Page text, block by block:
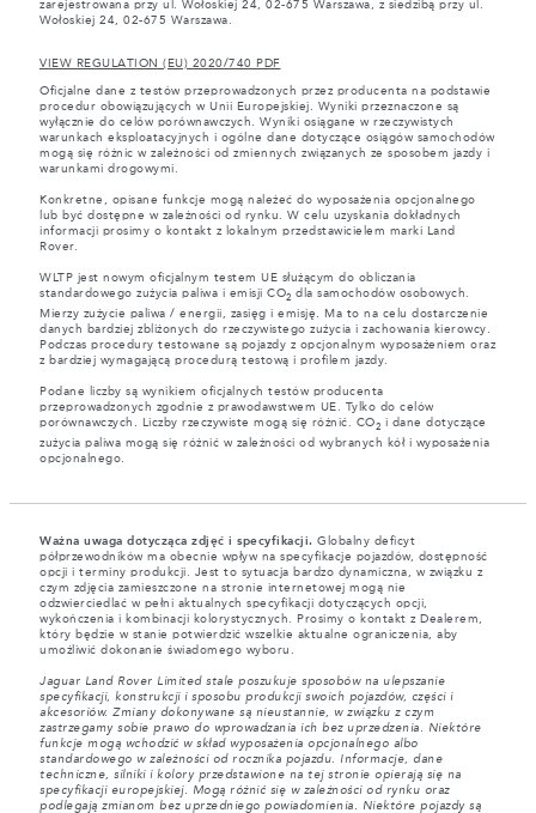
zarejestrowana przy ul. Wołoskiej 24, 02-675 Warszawa, z siedzibą przy ul.
Wołoskiej 24, 02-675 Warszawa.
VIEW REGULATION (EU) 2020/740 PDF
Oficjalne dane z testów przeprowadzonych przez producenta na podstawie
procedur obowiązujących w Unii Europejskiej. Wyniki przeznaczone są
wyłącznie do celów porównawczych. Wyniki osiągane w rzeczywistych
warunkach eksploatacyjnych i ogólne dane dotyczące osiągów samochodów
mogą się różnic w zależności od zmiennych związanych ze sposobem jazdy i
warunkami drogowymi.
Konkretne, opisane funkcje mogą należeć do wyposażenia opcjonalnego
lub być dostępne w zależności od rynku. W celu uzyskania dokładnych
informacji prosimy o kontakt z lokalnym przedstawicielem marki Land
Rover.
WLTP jest nowym oficjalnym testem UE służącym do obliczania
standardowego zużycia paliwa i emisji CO2 dla samochodów osobowych.
Mierzy zużycie paliwa / energii, zasięg i emisję. Ma to na celu dostarczenie
danych bardziej zbliżonych do rzeczywistego zużycia i zachowania kierowcy.
Podczas procedury testowane są pojazdy z opcjonalnym wyposażeniem oraz
z bardziej wymagającą procedurą testową i profilem jazdy.
Podane liczby są wynikiem oficjalnych testów producenta
przeprowadzonych zgodnie z prawodawstwem UE. Tylko do celów
porównawczych. Liczby rzeczywiste mogą się różnić. CO2 i dane dotyczące
zużycia paliwa mogą się różnić w zależności od wybranych kół i wyposażenia
opcjonalnego.
Ważna uwaga dotycząca zdjęć i specyfikacji. Globalny deficyt
półprzewodników ma obecnie wpływ na specyfikacje pojazdów, dostępność
opcji i terminy produkcji. Jest to sytuacja bardzo dynamiczna, w związku z
czym zdjęcia zamieszczone na stronie internetowej mogą nie
odzwierciedlać w pełni aktualnych specyfikacji dotyczących opcji,
wykończenia i kombinacji kolorystycznych. Prosimy o kontakt z Dealerem,
który będzie w stanie potwierdzić wszelkie aktualne ograniczenia, aby
umożliwić dokonanie świadomego wyboru.
Jaguar Land Rover Limited stale poszukuje sposobów na ulepszanie
specyfikacji, konstrukcji i sposobu produkcji swoich pojazdów, części i
akcesoriów. Zmiany dokonywane są nieustannie, w związku z czym
zastrzegamy sobie prawo do wprowadzania ich bez uprzedzenia. Niektóre
funkcje mogą wchodzić w skład wyposażenia opcjonalnego albo
standardowego w zależności od rocznika pojazdu. Informacje, dane
techniczne, silniki i kolory przedstawione na tej stronie opierają się na
specyfikacji europejskiej. Mogą różnić się w zależności od rynku oraz
podlegają zmianom bez uprzedniego powiadomienia. Niektóre pojazdy są